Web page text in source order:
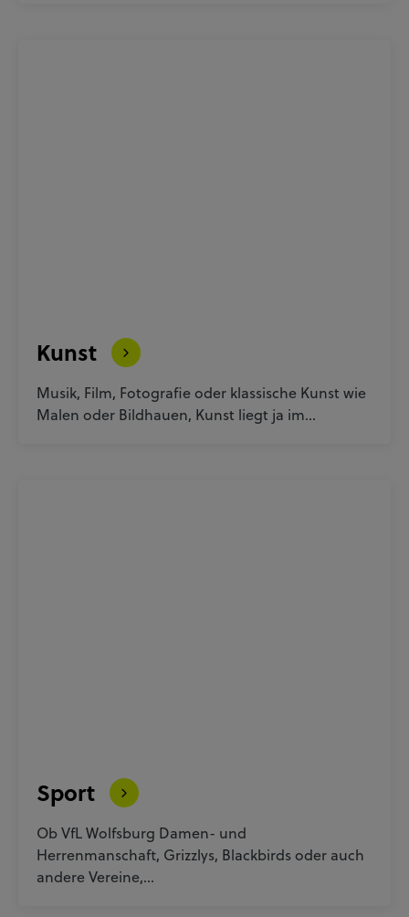
Kunst
Musik, Film, Fotografie oder klassische Kunst wie
Malen oder Bildhauen, Kunst liegt ja im…
Sport
Ob VfL Wolfsburg Damen- und
Herrenmanschaft, Grizzlys, Blackbirds oder auch
andere Vereine,…